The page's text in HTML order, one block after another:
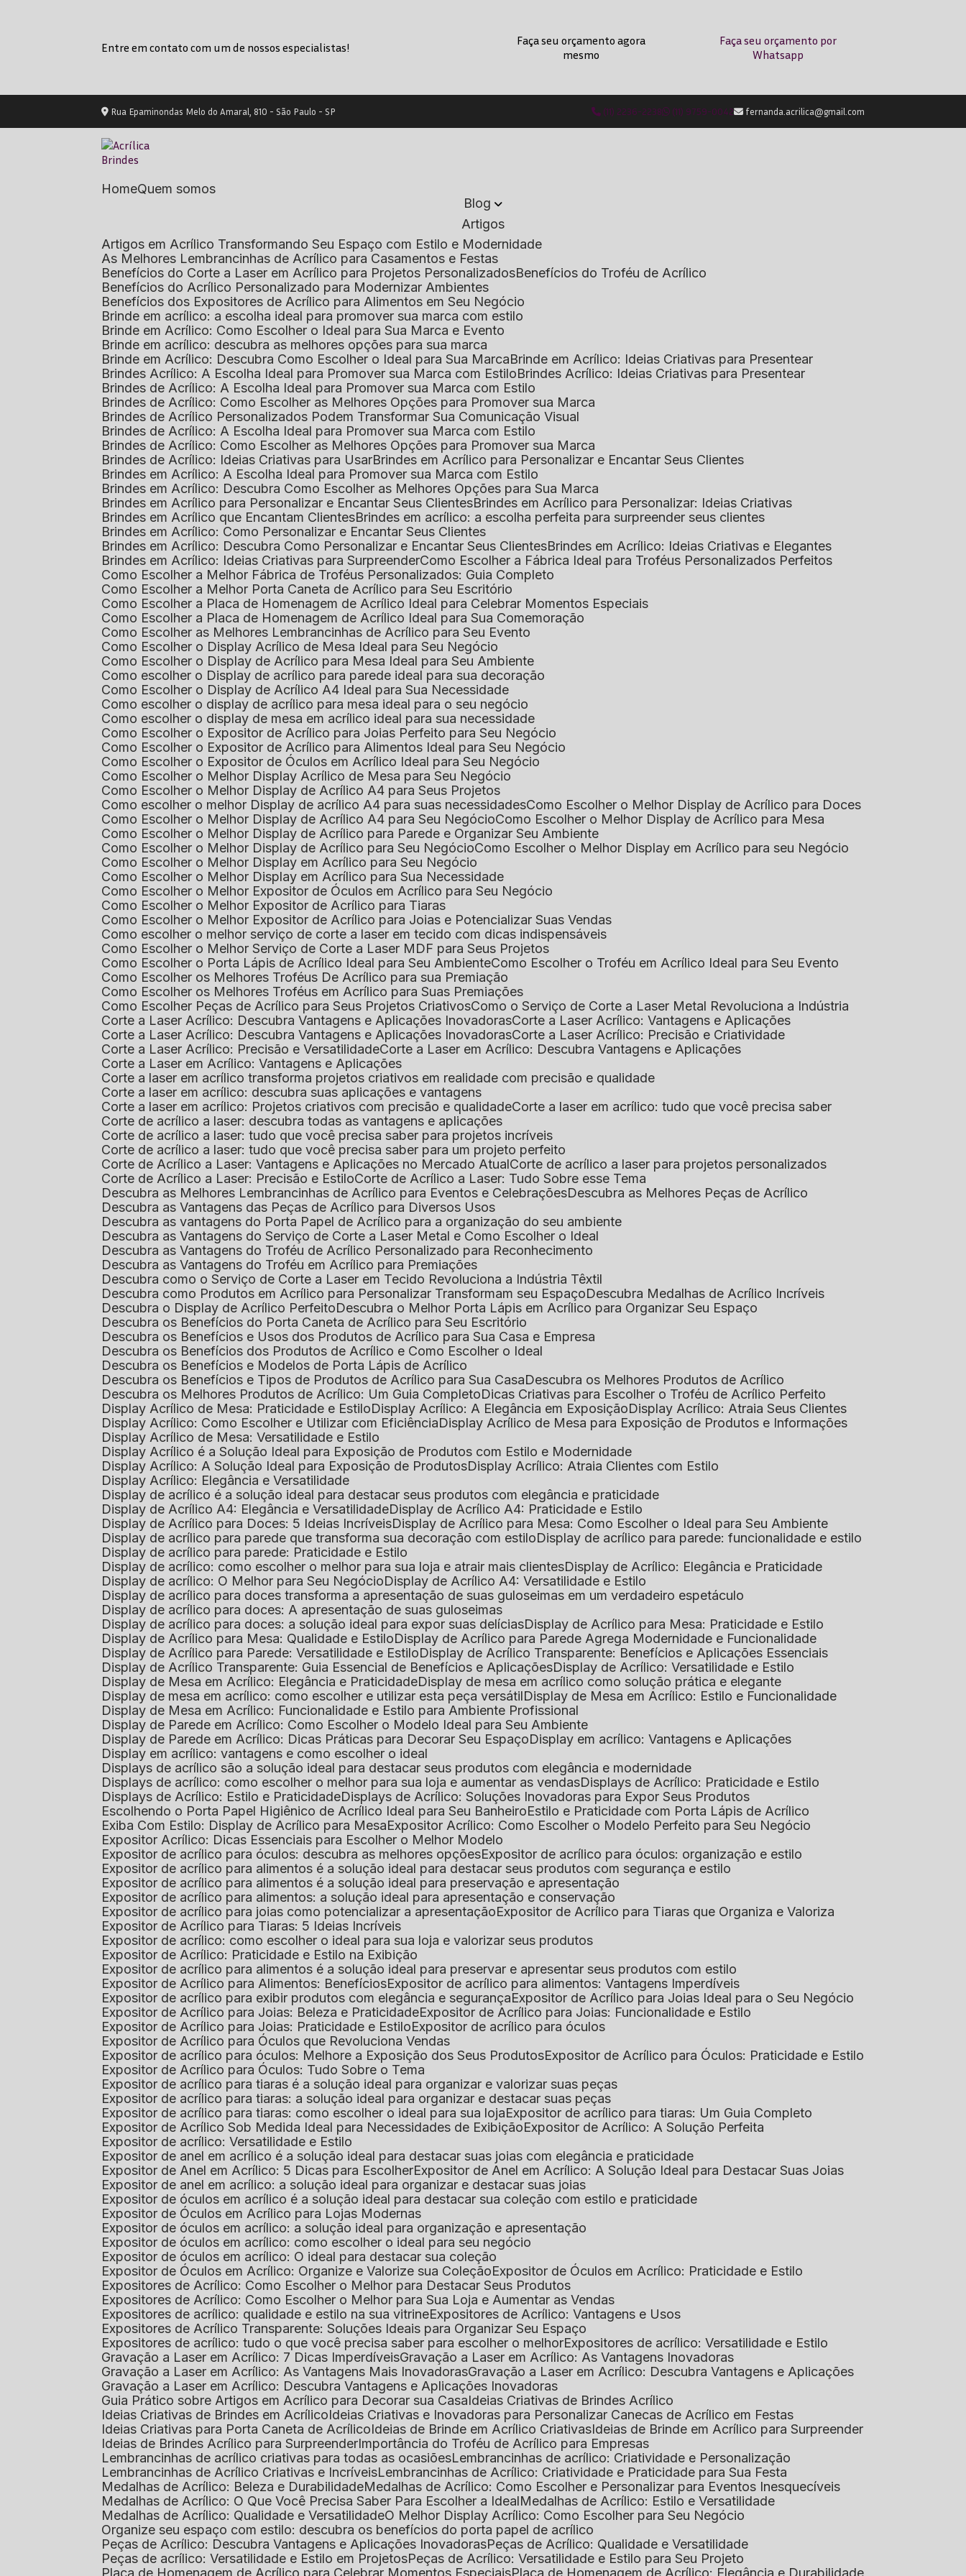
Entre em contato com um de nossos especialistas!
Faça seu orçamento agora
mesmo
Faça seu orçamento por
Whatsapp
Rua Epaminondas Melo do Amaral, 810 - São Paulo - SP (11) 2236-2238 (11) 9759-0042 fernanda.acrilica@gmail.com
Home
Quem somos
Blog
Artigos
Artigos em Acrílico Transformando Seu Espaço com Estilo e Modernidade
As Melhores Lembrancinhas de Acrílico para Casamentos e Festas
Benefícios do Corte a Laser em Acrílico para Projetos Personalizados
Benefícios do Troféu de Acrílico
Benefícios do Acrílico Personalizado para Modernizar Ambientes
Benefícios dos Expositores de Acrílico para Alimentos em Seu Negócio
Brinde em acrílico: a escolha ideal para promover sua marca com estilo
Brinde em Acrílico: Como Escolher o Ideal para Sua Marca e Evento
Brinde em acrílico: descubra as melhores opções para sua marca
Brinde em Acrílico: Descubra Como Escolher o Ideal para Sua Marca
Brinde em Acrílico: Ideias Criativas para Presentear
Brindes Acrílico: A Escolha Ideal para Promover sua Marca com Estilo
Brindes Acrílico: Ideias Criativas para Presentear
Brindes de Acrílico: A Escolha Ideal para Promover sua Marca com Estilo
Brindes de Acrílico: Como Escolher as Melhores Opções para Promover sua Marca
Brindes de Acrílico Personalizados Podem Transformar Sua Comunicação Visual
Brindes de Acrílico: A Escolha Ideal para Promover sua Marca com Estilo
Brindes de Acrílico: Como Escolher as Melhores Opções para Promover sua Marca
Brindes de Acrílico: Ideias Criativas para Usar
Brindes em Acrílico para Personalizar e Encantar Seus Clientes
Brindes em Acrílico: A Escolha Ideal para Promover sua Marca com Estilo
Brindes em Acrílico: Descubra Como Escolher as Melhores Opções para Sua Marca
Brindes em Acrílico para Personalizar e Encantar Seus Clientes
Brindes em Acrílico para Personalizar: Ideias Criativas
Brindes em Acrílico que Encantam Clientes
Brindes em acrílico: a escolha perfeita para surpreender seus clientes
Brindes em Acrílico: Como Personalizar e Encantar Seus Clientes
Brindes em Acrílico: Descubra Como Personalizar e Encantar Seus Clientes
Brindes em Acrílico: Ideias Criativas e Elegantes
Brindes em Acrílico: Ideias Criativas para Surpreender
Como Escolher a Fábrica Ideal para Troféus Personalizados Perfeitos
Como Escolher a Melhor Fábrica de Troféus Personalizados: Guia Completo
Como Escolher a Melhor Porta Caneta de Acrílico para Seu Escritório
Como Escolher a Placa de Homenagem de Acrílico Ideal para Celebrar Momentos Especiais
Como Escolher a Placa de Homenagem de Acrílico Ideal para Sua Comemoração
Como Escolher as Melhores Lembrancinhas de Acrílico para Seu Evento
Como Escolher o Display Acrílico de Mesa Ideal para Seu Negócio
Como Escolher o Display de Acrílico para Mesa Ideal para Seu Ambiente
Como escolher o Display de acrílico para parede ideal para sua decoração
Como Escolher o Display de Acrílico A4 Ideal para Sua Necessidade
Como escolher o display de acrílico para mesa ideal para o seu negócio
Como escolher o display de mesa em acrílico ideal para sua necessidade
Como Escolher o Expositor de Acrílico para Joias Perfeito para Seu Negócio
Como Escolher o Expositor de Acrílico para Alimentos Ideal para Seu Negócio
Como Escolher o Expositor de Óculos em Acrílico Ideal para Seu Negócio
Como Escolher o Melhor Display Acrílico de Mesa para Seu Negócio
Como Escolher o Melhor Display de Acrílico A4 para Seus Projetos
Como escolher o melhor Display de acrílico A4 para suas necessidades
Como Escolher o Melhor Display de Acrílico para Doces
Como Escolher o Melhor Display de Acrílico A4 para Seu Negócio
Como Escolher o Melhor Display de Acrílico para Mesa
Como Escolher o Melhor Display de Acrílico para Parede e Organizar Seu Ambiente
Como Escolher o Melhor Display de Acrílico para Seu Negócio
Como Escolher o Melhor Display em Acrílico para seu Negócio
Como Escolher o Melhor Display em Acrílico para Seu Negócio
Como Escolher o Melhor Display em Acrílico para Sua Necessidade
Como Escolher o Melhor Expositor de Óculos em Acrílico para Seu Negócio
Como Escolher o Melhor Expositor de Acrílico para Tiaras
Como Escolher o Melhor Expositor de Acrílico para Joias e Potencializar Suas Vendas
Como escolher o melhor serviço de corte a laser em tecido com dicas indispensáveis
Como Escolher o Melhor Serviço de Corte a Laser MDF para Seus Projetos
Como Escolher o Porta Lápis de Acrílico Ideal para Seu Ambiente
Como Escolher o Troféu em Acrílico Ideal para Seu Evento
Como Escolher os Melhores Troféus De Acrílico para sua Premiação
Como Escolher os Melhores Troféus em Acrílico para Suas Premiações
Como Escolher Peças de Acrílico para Seus Projetos Criativos
Como o Serviço de Corte a Laser Metal Revoluciona a Indústria
Corte a Laser Acrílico: Descubra Vantagens e Aplicações Inovadoras
Corte a Laser Acrílico: Vantagens e Aplicações
Corte a Laser Acrílico: Descubra Vantagens e Aplicações Inovadoras
Corte a Laser Acrílico: Precisão e Criatividade
Corte a Laser Acrílico: Precisão e Versatilidade
Corte a Laser em Acrílico: Descubra Vantagens e Aplicações
Corte a Laser em Acrílico: Vantagens e Aplicações
Corte a laser em acrílico transforma projetos criativos em realidade com precisão e qualidade
Corte a laser em acrílico: descubra suas aplicações e vantagens
Corte a laser em acrílico: Projetos criativos com precisão e qualidade
Corte a laser em acrílico: tudo que você precisa saber
Corte de acrílico a laser: descubra todas as vantagens e aplicações
Corte de acrílico a laser: tudo que você precisa saber para projetos incríveis
Corte de acrílico a laser: tudo que você precisa saber para um projeto perfeito
Corte de Acrílico a Laser: Vantagens e Aplicações no Mercado Atual
Corte de acrílico a laser para projetos personalizados
Corte de Acrílico a Laser: Precisão e Estilo
Corte de Acrílico a Laser: Tudo Sobre esse Tema
Descubra as Melhores Lembrancinhas de Acrílico para Eventos e Celebrações
Descubra as Melhores Peças de Acrílico
Descubra as Vantagens das Peças de Acrílico para Diversos Usos
Descubra as vantagens do Porta Papel de Acrílico para a organização do seu ambiente
Descubra as Vantagens do Serviço de Corte a Laser Metal e Como Escolher o Ideal
Descubra as Vantagens do Troféu de Acrílico Personalizado para Reconhecimento
Descubra as Vantagens do Troféu em Acrílico para Premiações
Descubra como o Serviço de Corte a Laser em Tecido Revoluciona a Indústria Têxtil
Descubra como Produtos em Acrílico para Personalizar Transformam seu Espaço
Descubra Medalhas de Acrílico Incríveis
Descubra o Display de Acrílico Perfeito
Descubra o Melhor Porta Lápis em Acrílico para Organizar Seu Espaço
Descubra os Benefícios do Porta Caneta de Acrílico para Seu Escritório
Descubra os Benefícios e Usos dos Produtos de Acrílico para Sua Casa e Empresa
Descubra os Benefícios dos Produtos de Acrílico e Como Escolher o Ideal
Descubra os Benefícios e Modelos de Porta Lápis de Acrílico
Descubra os Benefícios e Tipos de Produtos de Acrílico para Sua Casa
Descubra os Melhores Produtos de Acrílico
Descubra os Melhores Produtos de Acrílico: Um Guia Completo
Dicas Criativas para Escolher o Troféu de Acrílico Perfeito
Display Acrílico de Mesa: Praticidade e Estilo
Display Acrílico: A Elegância em Exposição
Display Acrílico: Atraia Seus Clientes
Display Acrílico: Como Escolher e Utilizar com Eficiência
Display Acrílico de Mesa para Exposição de Produtos e Informações
Display Acrílico de Mesa: Versatilidade e Estilo
Display Acrílico é a Solução Ideal para Exposição de Produtos com Estilo e Modernidade
Display Acrílico: A Solução Ideal para Exposição de Produtos
Display Acrílico: Atraia Clientes com Estilo
Display Acrílico: Elegância e Versatilidade
Display de acrílico é a solução ideal para destacar seus produtos com elegância e praticidade
Display de Acrílico A4: Elegância e Versatilidade
Display de Acrílico A4: Praticidade e Estilo
Display de Acrílico para Doces: 5 Ideias Incríveis
Display de Acrílico para Mesa: Como Escolher o Ideal para Seu Ambiente
Display de acrílico para parede que transforma sua decoração com estilo
Display de acrílico para parede: funcionalidade e estilo
Display de acrílico para parede: Praticidade e Estilo
Display de acrílico: como escolher o melhor para sua loja e atrair mais clientes
Display de Acrílico: Elegância e Praticidade
Display de acrílico: O Melhor para Seu Negócio
Display de Acrílico A4: Versatilidade e Estilo
Display de acrílico para doces transforma a apresentação de suas guloseimas em um verdadeiro espetáculo
Display de acrílico para doces: A apresentação de suas guloseimas
Display de acrílico para doces: a solução ideal para expor suas delícias
Display de Acrílico para Mesa: Praticidade e Estilo
Display de Acrílico para Mesa: Qualidade e Estilo
Display de Acrílico para Parede Agrega Modernidade e Funcionalidade
Display de Acrílico para Parede: Versatilidade e Estilo
Display de Acrílico Transparente: Benefícios e Aplicações Essenciais
Display de Acrílico Transparente: Guia Essencial de Benefícios e Aplicações
Display de Acrílico: Versatilidade e Estilo
Display de Mesa em Acrílico: Elegância e Praticidade
Display de mesa em acrílico como solução prática e elegante
Display de mesa em acrílico: como escolher e utilizar esta peça versátil
Display de Mesa em Acrílico: Estilo e Funcionalidade
Display de Mesa em Acrílico: Funcionalidade e Estilo para Ambiente Profissional
Display de Parede em Acrílico: Como Escolher o Modelo Ideal para Seu Ambiente
Display de Parede em Acrílico: Dicas Práticas para Decorar Seu Espaço
Display em acrílico: Vantagens e Aplicações
Display em acrílico: vantagens e como escolher o ideal
Displays de acrílico são a solução ideal para destacar seus produtos com elegância e modernidade
Displays de acrílico: como escolher o melhor para sua loja e aumentar as vendas
Displays de Acrílico: Praticidade e Estilo
Displays de Acrílico: Estilo e Praticidade
Displays de Acrílico: Soluções Inovadoras para Expor Seus Produtos
Escolhendo o Porta Papel Higiênico de Acrílico Ideal para Seu Banheiro
Estilo e Praticidade com Porta Lápis de Acrílico
Exiba Com Estilo: Display de Acrílico para Mesa Expositor Acrílico: Como Escolher o Modelo Perfeito para Seu Negócio
Expositor Acrílico: Dicas Essenciais para Escolher o Melhor Modelo
Expositor de acrílico para óculos: descubra as melhores opções Expositor de acrílico para óculos: organização e estilo
Expositor de acrílico para alimentos é a solução ideal para destacar seus produtos com segurança e estilo
Expositor de acrílico para alimentos é a solução ideal para preservação e apresentação
Expositor de acrílico para alimentos: a solução ideal para apresentação e conservação
Expositor de acrílico para joias como potencializar a apresentação Expositor de Acrílico para Tiaras que Organiza e Valoriza
Expositor de Acrílico para Tiaras: 5 Ideias Incríveis
Expositor de acrílico: como escolher o ideal para sua loja e valorizar seus produtos
Expositor de Acrílico: Praticidade e Estilo na Exibição
Expositor de acrílico para alimentos é a solução ideal para preservar e apresentar seus produtos com estilo
Expositor de Acrílico para Alimentos: Benefícios Expositor de acrílico para alimentos: Vantagens Imperdíveis
Expositor de acrílico para exibir produtos com elegância e segurança Expositor de Acrílico para Joias Ideal para o Seu Negócio
Expositor de Acrílico para Joias: Beleza e Praticidade Expositor de Acrílico para Joias: Funcionalidade e Estilo
Expositor de Acrílico para Joias: Praticidade e Estilo Expositor de acrílico para óculos
Expositor de Acrílico para Óculos que Revoluciona Vendas
Expositor de acrílico para óculos: Melhore a Exposição dos Seus Produtos Expositor de Acrílico para Óculos: Praticidade e Estilo
Expositor de Acrílico para Óculos: Tudo Sobre o Tema
Expositor de acrílico para tiaras é a solução ideal para organizar e valorizar suas peças
Expositor de acrílico para tiaras: a solução ideal para organizar e destacar suas peças
Expositor de acrílico para tiaras: como escolher o ideal para sua loja Expositor de acrílico para tiaras: Um Guia Completo
Expositor de Acrílico Sob Medida Ideal para Necessidades de Exibição Expositor de Acrílico: A Solução Perfeita
Expositor de acrílico: Versatilidade e Estilo
Expositor de anel em acrílico é a solução ideal para destacar suas joias com elegância e praticidade
Expositor de Anel em Acrílico: 5 Dicas para Escolher Expositor de Anel em Acrílico: A Solução Ideal para Destacar Suas Joias
Expositor de anel em acrílico: a solução ideal para organizar e destacar suas joias
Expositor de óculos em acrílico é a solução ideal para destacar sua coleção com estilo e praticidade
Expositor de Óculos em Acrílico para Lojas Modernas
Expositor de óculos em acrílico: a solução ideal para organização e apresentação
Expositor de óculos em acrílico: como escolher o ideal para seu negócio
Expositor de óculos em acrílico: O ideal para destacar sua coleção
Expositor de Óculos em Acrílico: Organize e Valorize sua Coleção Expositor de Óculos em Acrílico: Praticidade e Estilo
Expositores de Acrílico: Como Escolher o Melhor para Destacar Seus Produtos
Expositores de Acrílico: Como Escolher o Melhor para Sua Loja e Aumentar as Vendas
Expositores de acrílico: qualidade e estilo na sua vitrine Expositores de Acrílico: Vantagens e Usos
Expositores de Acrílico Transparente: Soluções Ideais para Organizar Seu Espaço
Expositores de acrílico: tudo o que você precisa saber para escolher o melhor Expositores de acrílico: Versatilidade e Estilo
Gravação a Laser em Acrílico: 7 Dicas Imperdíveis
Gravação a Laser em Acrílico: As Vantagens Inovadoras
Gravação a Laser em Acrílico: As Vantagens Mais Inovadoras
Gravação a Laser em Acrílico: Descubra Vantagens e Aplicações
Gravação a Laser em Acrílico: Descubra Vantagens e Aplicações Inovadoras
Guia Prático sobre Artigos em Acrílico para Decorar sua Casa Ideias Criativas de Brindes Acrílico
Ideias Criativas de Brindes em Acrílico Ideias Criativas e Inovadoras para Personalizar Canecas de Acrílico em Festas
Ideias Criativas para Porta Caneta de Acrílico Ideias de Brinde em Acrílico Criativas Ideias de Brinde em Acrílico para Surpreender
Ideias de Brindes Acrílico para Surpreender Importância do Troféu de Acrílico para Empresas
Lembrancinhas de acrílico criativas para todas as ocasiões Lembrancinhas de acrílico: Criatividade e Personalização
Lembrancinhas de Acrílico Criativas e Incríveis Lembrancinhas de Acrílico: Criatividade e Praticidade para Sua Festa
Medalhas de Acrílico: Beleza e Durabilidade
Medalhas de Acrílico: Como Escolher e Personalizar para Eventos Inesquecíveis
Medalhas de Acrílico: O Que Você Precisa Saber Para Escolher a Ideal
Medalhas de Acrílico: Estilo e Versatilidade
Medalhas de Acrílico: Qualidade e Versatilidade
O Melhor Display Acrílico: Como Escolher para Seu Negócio
Organize seu espaço com estilo: descubra os benefícios do porta papel de acrílico
Peças de Acrílico: Descubra Vantagens e Aplicações Inovadoras
Peças de Acrílico: Qualidade e Versatilidade
Peças de acrílico: Versatilidade e Estilo em Projetos
Peças de Acrílico: Versatilidade e Estilo para Seu Projeto
Placa de Homenagem de Acrílico para Celebrar Momentos Especiais
Placa de Homenagem de Acrílico: Elegância e Durabilidade